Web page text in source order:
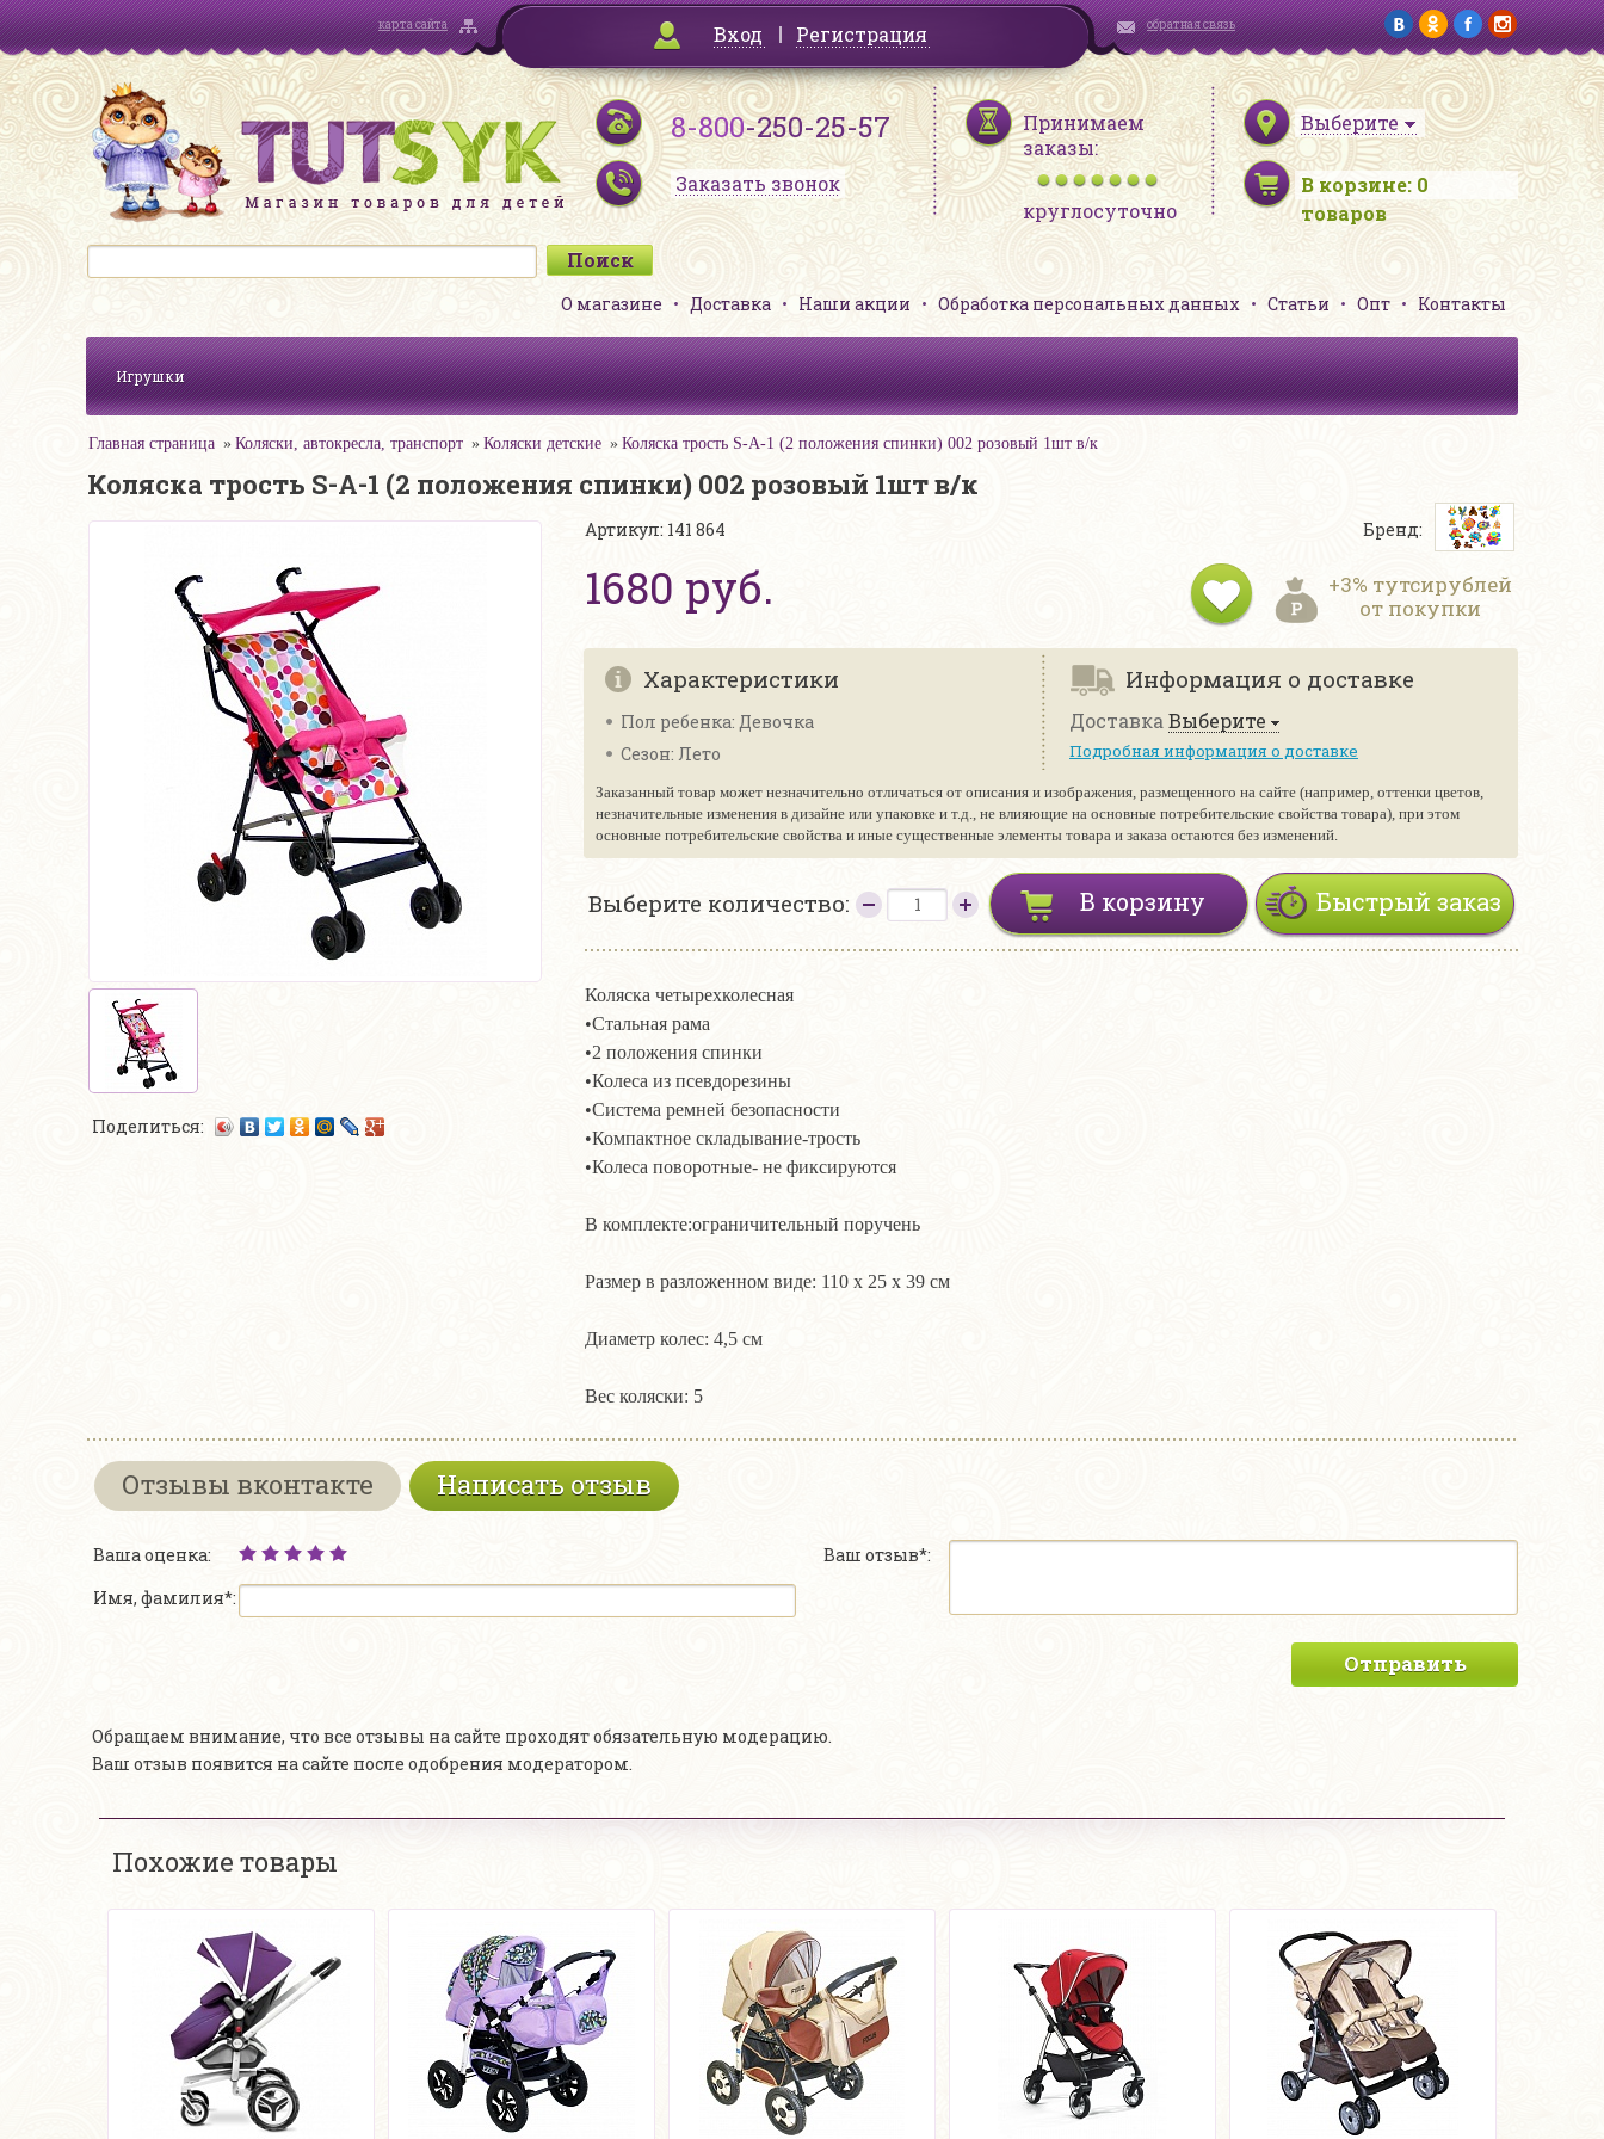
карта сайта Вход Регистрация обратная связь
8-800-250-25-57
Заказать звонок
Принимаем
заказы:
круглосуточно
Выберите
В корзине: 0
товаров
О магазине Доставка Наши акции Обработка персональных данных Статьи Опт Контакты
Игрушки
Главная страница Коляски, автокресла, транспорт Коляски детские Коляска трость S-A-1 (2 положения спинки) 002 розовый 1шт в/к
Коляска трость S-A-1 (2 положения спинки) 002 розовый 1шт в/к
Поделиться:
Артикул: 141 864
1680 руб.
Бренд:
+3% тутсирублей
от покупки
Характеристики
Пол ребенка: Девочка
Сезон: Лето
Информация о доставке
Доставка Выберите
Подробная информация о доставке
Заказанный товар может незначительно отличаться от описания и изображения, размещенного на сайте (например, оттенки цветов,
незначительные изменения в дизайне или упаковке и т.д., не влияющие на основные потребительские свойства товара), при этом
основные потребительские свойства и иные существенные элементы товара и заказа остаются без изменений.
Выберите количество: Быстрый заказ
В корзину
Коляска четырехколесная
•Стальная рама
•2 положения спинки
•Колеса из псевдорезины
•Система ремней безопасности
•Компактное складывание-трость
•Колеса поворотные- не фиксируются
В комплекте:ограничительный поручень
Размер в разложенном виде: 110 х 25 х 39 см
Диаметр колес: 4,5 см
Вес коляски: 5
Отзывы вконтакте Написать отзыв
Ваша оценка:
Имя, фамилия*:
Ваш отзыв*:
Отправить
Обращаем внимание, что все отзывы на сайте проходят обязательную модерацию.
Ваш отзыв появится на сайте после одобрения модератором.
Похожие товары